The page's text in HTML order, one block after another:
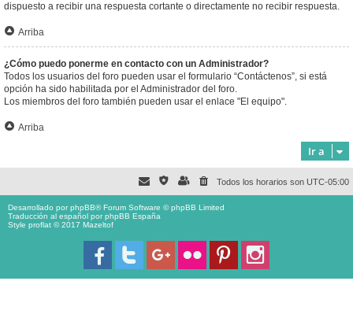
dispuesto a recibir una respuesta cortante o directamente no recibir respuesta.
Arriba
¿Cómo puedo ponerme en contacto con un Administrador?
Todos los usuarios del foro pueden usar el formulario “Contáctenos”, si está
opción ha sido habilitada por el Administrador del foro.
Los miembros del foro también pueden usar el enlace "El equipo".
Arriba
Ir a
Todos los horarios son UTC-05:00
Desarrollado porphpBB® Forum Software © phpBB Limited
Traducción al español porphpBB España
Style proflat © 2017 Mazeltof